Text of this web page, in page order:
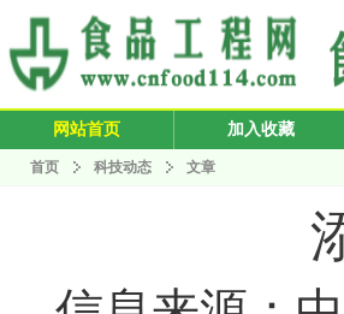
网站首页 加入收藏
首页 科技动态 文章